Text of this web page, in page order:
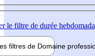
le filtre de durée
filtres de Domaine pro